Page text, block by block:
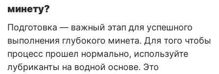
минету?
Подготовка — важный этап для успешного
выполнения глубокого минета. Для того чтобы
процесс прошел нормально, используйте
лубриканты на водной основе. Это